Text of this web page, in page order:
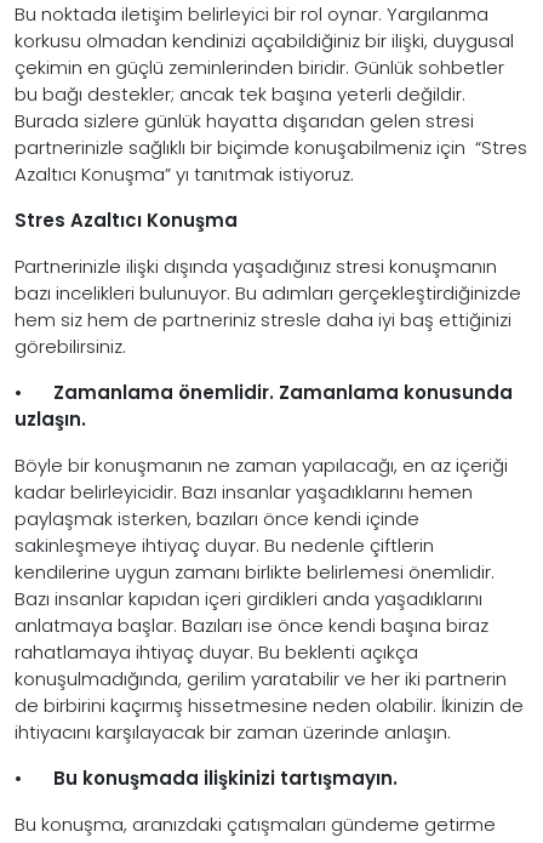
Bu noktada iletişim belirleyici bir rol oynar. Yargılanma
korkusu olmadan kendinizi açabildiğiniz bir ilişki, duygusal
çekimin en güçlü zeminlerinden biridir. Günlük sohbetler
bu bağı destekler; ancak tek başına yeterli değildir.
Burada sizlere günlük hayatta dışarıdan gelen stresi
partnerinizle sağlıklı bir biçimde konuşabilmeniz için “Stres
Azaltıcı Konuşma” yı tanıtmak istiyoruz.
Stres Azaltıcı Konuşma
Partnerinizle ilişki dışında yaşadığınız stresi konuşmanın
bazı incelikleri bulunuyor. Bu adımları gerçekleştirdiğinizde
hem siz hem de partneriniz stresle daha iyi baş ettiğinizi
görebilirsiniz.
•
Zamanlama önemlidir. Zamanlama konusunda
uzlaşın.
Böyle bir konuşmanın ne zaman yapılacağı, en az içeriği
kadar belirleyicidir. Bazı insanlar yaşadıklarını hemen
paylaşmak isterken, bazıları önce kendi içinde
sakinleşmeye ihtiyaç duyar. Bu nedenle çiftlerin
kendilerine uygun zamanı birlikte belirlemesi önemlidir.
Bazı insanlar kapıdan içeri girdikleri anda yaşadıklarını
anlatmaya başlar. Bazıları ise önce kendi başına biraz
rahatlamaya ihtiyaç duyar. Bu beklenti açıkça
konuşulmadığında, gerilim yaratabilir ve her iki partnerin
de birbirini kaçırmış hissetmesine neden olabilir. İkinizin de
ihtiyacını karşılayacak bir zaman üzerinde anlaşın.
•
Bu konuşmada ilişkinizi tartışmayın.
Bu konuşma, aranızdaki çatışmaları gündeme getirme